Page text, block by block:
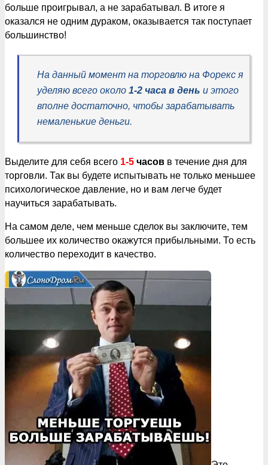
больше проигрывал, а не зарабатывал. В итоге я
оказался не одним дураком, оказывается так поступает
большинство!
На данный момент на торговлю на Форекс я
уделяю всего около 1-2 часа в день и этого
вполне достаточно, чтобы зарабатывать
немаленькие деньги.
Выделите для себя всего 1-5 часов в течение дня для
торговли. Так вы будете испытывать не только меньшее
психологическое давление, но и вам легче будет
научиться зарабатывать.
На самом деле, чем меньше сделок вы заключите, тем
большее их количество окажутся прибыльными. То есть
количество переходит в качество.